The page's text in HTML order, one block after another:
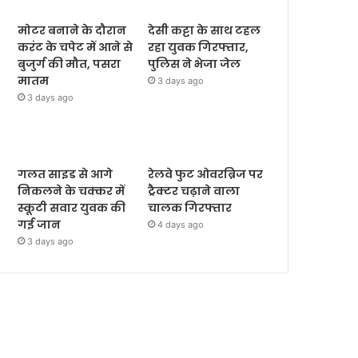
मोटर बनाने के दौरान
करंट के चपेट में आने से
बुजुर्ग की मौत, पसरा
मातम
3 days ago
देसी कट्टा के साथ टहल
रहा युवक गिरफ्तार,
पुलिस ने भेजा जेल
3 days ago
गलत साइड से आगे
निकलने के चक्कर में
स्कूटी सवार युवक की
गई जान
3 days ago
रेलवे फुट ओवरब्रिज पर
ट्रैक्टर चढ़ाने वाला
चालक गिरफ्तार
4 days ago